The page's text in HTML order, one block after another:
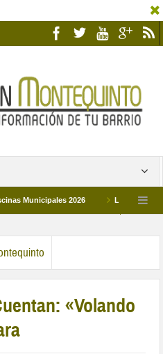
2026 Los Campus de
«Volando